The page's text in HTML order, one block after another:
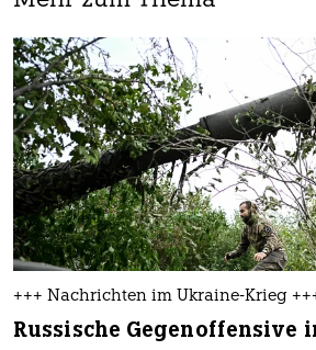
+++ Nachrichten im Ukraine-Krieg
Russische Gegenoffensive